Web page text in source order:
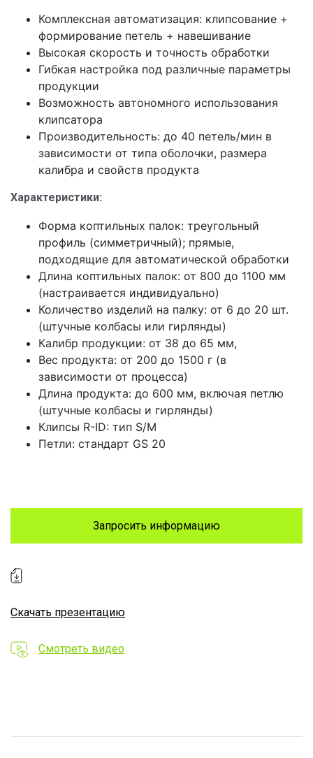
Комплексная автоматизация: клипсование +
формирование петель + навешивание
Высокая скорость и точность обработки
Гибкая настройка под различные параметры
продукции
Возможность автономного использования
клипсатора
Производительность: до 40 петель/мин в
зависимости от типа оболочки, размера
калибра и свойств продукта
Характеристики:
Форма коптильных палок: треугольный
профиль (симметричный); прямые,
подходящие для автоматической обработки
Длина коптильных палок: от 800 до 1100 мм
(настраивается индивидуально)
Количество изделий на палку: от 6 до 20 шт.
(штучные колбасы или гирлянды)
Калибр продукции: от 38 до 65 мм,
Вес продукта: от 200 до 1500 г (в
зависимости от процесса)
Длина продукта: до 600 мм, включая петлю
(штучные колбасы и гирлянды)
Клипсы R-ID: тип S/M
Петли: стандарт GS 20
Запросить информацию
Скачать презентацию
Смотреть видео